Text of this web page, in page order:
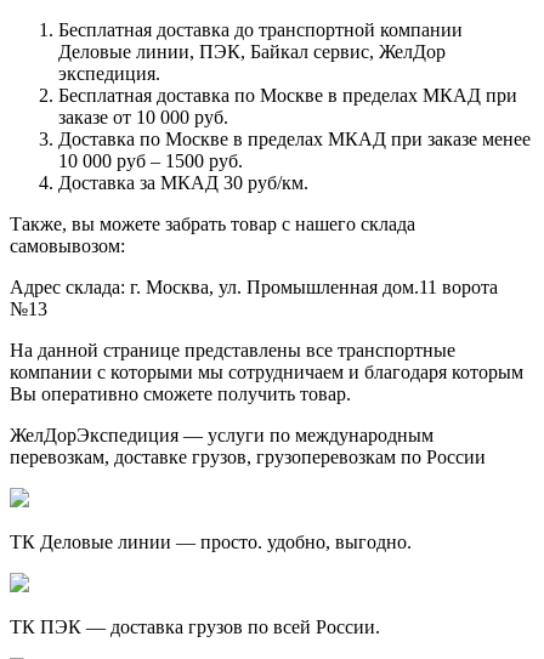
Бесплатная доставка до транспортной компании
Деловые линии, ПЭК, Байкал сервис, ЖелДор
экспедиция.
Бесплатная доставка по Москве в пределах МКАД при
заказе от 10 000 руб.
Доставка по Москве в пределах МКАД при заказе менее
10 000 руб – 1500 руб.
Доставка за МКАД 30 руб/км.
Также, вы можете забрать товар с нашего склада
самовывозом:
Адрес склада: г. Москва, ул. Промышленная дом.11 ворота
№13
На данной странице представлены все транспортные
компании с которыми мы сотрудничаем и благодаря которым
Вы оперативно сможете получить товар.
ЖелДорЭкспедиция — услуги по международным
перевозкам, доставке грузов, грузоперевозкам по России
ТК Деловые линии — просто. удобно, выгодно.
ТК ПЭК — доставка грузов по всей России.